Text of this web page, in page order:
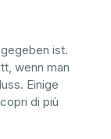
ist.
wenn man
Einige
di più